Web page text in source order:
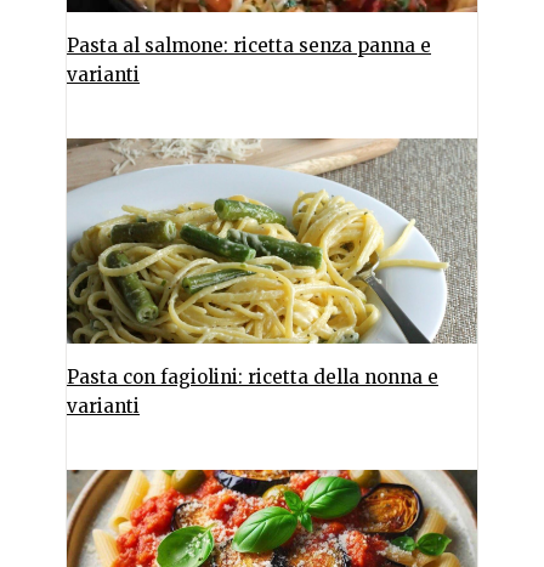
Pasta al salmone: ricetta senza panna e
varianti
Pasta con fagiolini: ricetta della nonna e
varianti